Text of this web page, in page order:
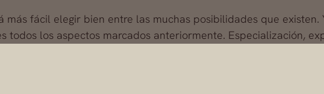
más fácil elegir bien entre las muchas posibilidades que
todos los aspectos marcados anteriormente. Especialización,